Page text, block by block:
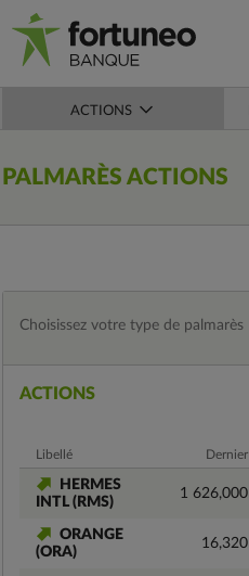
ACTIONS
PALMARÈS ACTIONS
Choisissez votre type de palmarès
ACTIONS
Libellé Dernier
HERMES
INTL (RMS)
1 626,000
ORANGE
(ORA)
16,320